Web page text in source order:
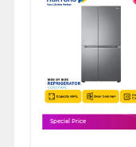
Special Price